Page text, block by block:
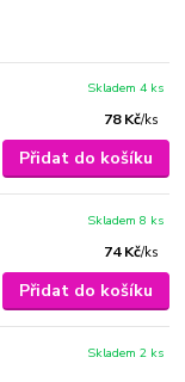
78 Kč/ks
Skladem 4 ks
Přidat do košíku
74 Kč/ks
Skladem 8 ks
Přidat do košíku
Skladem 2 ks